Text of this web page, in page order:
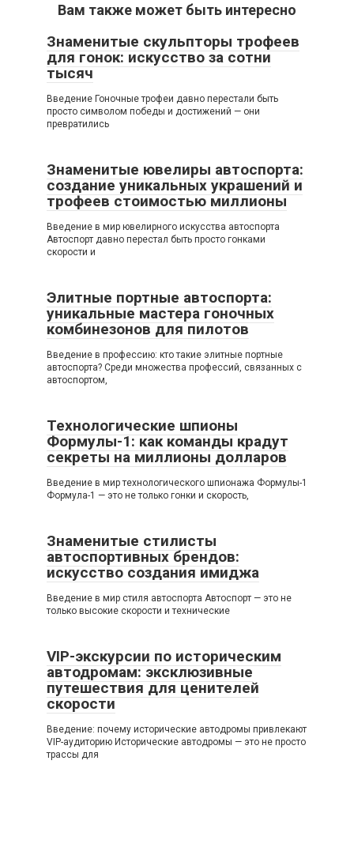
Вам также может быть интересно
Знаменитые скульпторы трофеев
для гонок: искусство за сотни
тысяч
Введение Гоночные трофеи давно перестали быть
просто символом победы и достижений — они
превратились
Знаменитые ювелиры автоспорта:
создание уникальных украшений и
трофеев стоимостью миллионы
Введение в мир ювелирного искусства автоспорта
Автоспорт давно перестал быть просто гонками
скорости и
Элитные портные автоспорта:
уникальные мастера гоночных
комбинезонов для пилотов
Введение в профессию: кто такие элитные портные
автоспорта? Среди множества профессий, связанных с
автоспортом,
Технологические шпионы
Формулы-1: как команды крадут
секреты на миллионы долларов
Введение в мир технологического шпионажа Формулы-1
Формула-1 — это не только гонки и скорость,
Знаменитые стилисты
автоспортивных брендов:
искусство создания имиджа
Введение в мир стиля автоспорта Автоспорт — это не
только высокие скорости и технические
VIP-экскурсии по историческим
автодромам: эксклюзивные
путешествия для ценителей
скорости
Введение: почему исторические автодромы привлекают
VIP-аудиторию Исторические автодромы — это не просто
трассы для